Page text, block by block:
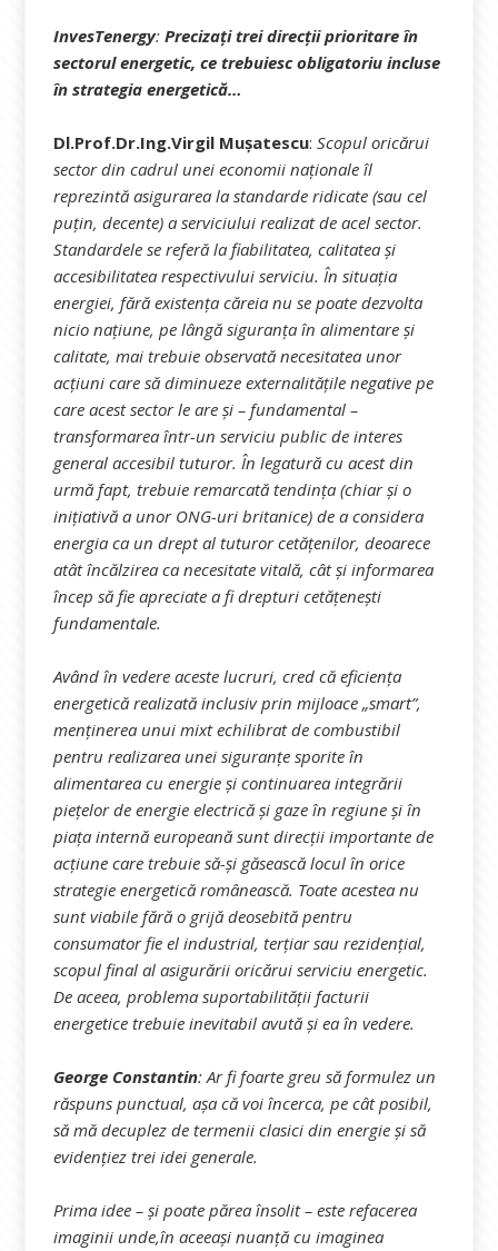
InvesTenergy:Precizați trei direcții prioritare în
sectorul energetic, ce trebuiesc obligatoriu incluse
în strategia energetică…
Dl.Prof.Dr.Ing.Virgil Mușatescu:Scopul oricărui
sector din cadrul unei economii naționale îl
reprezintă asigurarea la standarde ridicate (sau cel
puțin, decente) a serviciului realizat de acel sector.
Standardele se referă la fiabilitatea, calitatea și
accesibilitatea respectivului serviciu. În situația
energiei, fără existența căreia nu se poate dezvolta
nicio națiune, pe lângă siguranța în alimentare și
calitate, mai trebuie observată necesitatea unor
acțiuni care să diminueze externalitățile negative pe
care acest sector le are și – fundamental –
transformarea într-un serviciu public de interes
general accesibil tuturor. În legatură cu acest din
urmă fapt, trebuie remarcată tendința (chiar și o
inițiativă a unor ONG-uri britanice) de a considera
energia ca un drept al tuturor cetățenilor, deoarece
atât încălzirea ca necesitate vitală, cât și informarea
încep să fie apreciate a fi drepturi cetățenești
fundamentale.
Având în vedere aceste lucruri, cred că eficiența
energetică realizată inclusiv prin mijloace „smart”,
menținerea unui mixt echilibrat de combustibil
pentru realizarea unei siguranțe sporite în
alimentarea cu energie și continuarea integrării
piețelor de energie electrică și gaze în regiune și în
piața internă europeană sunt direcții importante de
acțiune care trebuie să-și găsească locul în orice
strategie energetică românească. Toate acestea nu
sunt viabile fără o grijă deosebită pentru
consumator fie el industrial, terțiar sau rezidențial,
scopul final al asigurării oricărui serviciu energetic.
De aceea, problema suportabilității facturii
energetice trebuie inevitabil avută și ea în vedere.
George Constantin: Ar fi foarte greu să formulez un
răspuns punctual, așa că voi încerca, pe cât posibil,
să mă decuplez de termenii clasici din energie și să
evidențiez trei idei generale.
Prima idee – și poate părea însolit – este refacerea
imaginii unde,în aceeași nuanță cu imaginea